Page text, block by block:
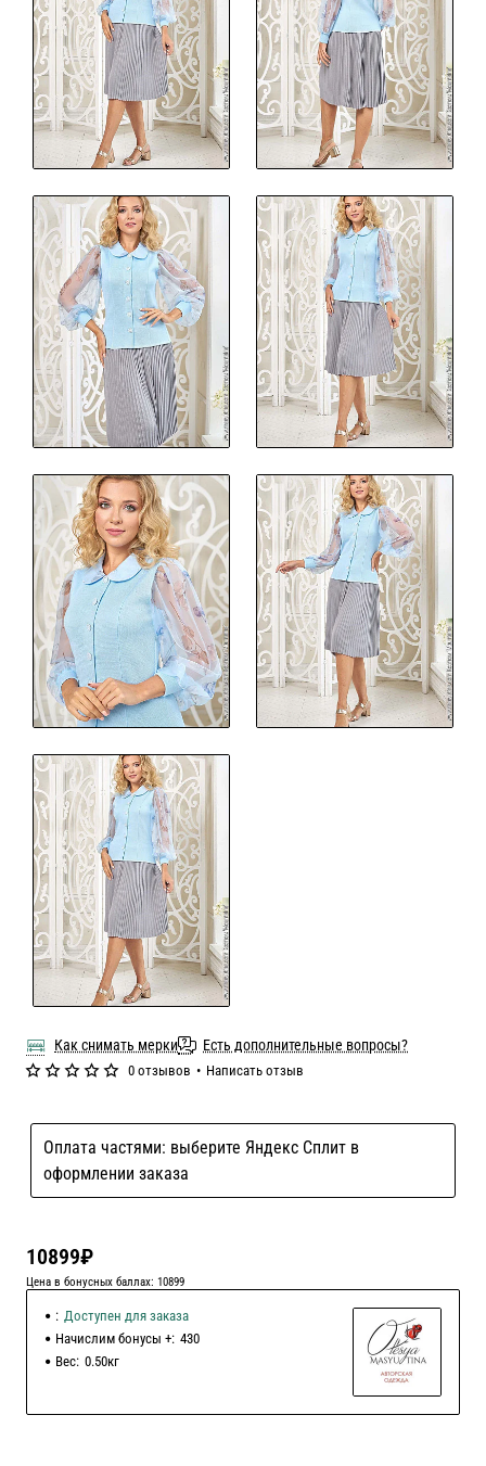
Как снимать мерки Есть дополнительные вопросы?
Оплата частями: выберите Яндекс Сплит в
оформлении заказа
0 отзывов • Написать отзыв
10899₽
Цена в бонусных баллах: 10899
: Доступен для заказа
Начислим бонусы +: 430
Вес: 0.50кг